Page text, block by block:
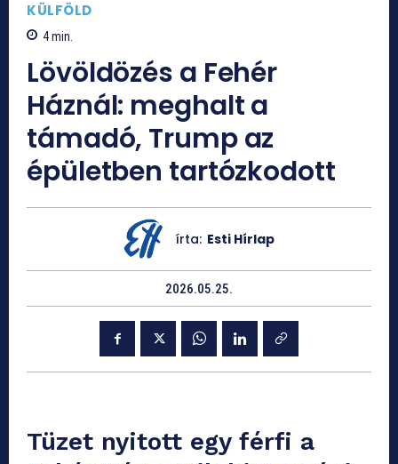
KÜLFÖLD
4min.
Lövöldözés a Fehér
Háznál: meghalt a
támadó, Trump az
épületben tartózkodott
írta: Esti Hírlap
2026.05.25.
Tüzet nyitott egy férfi a